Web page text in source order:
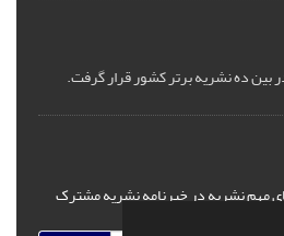
ده نشریه برتر کشور قرار گرفت.
مهم نشریه در خبرنامه نشریه مشترک